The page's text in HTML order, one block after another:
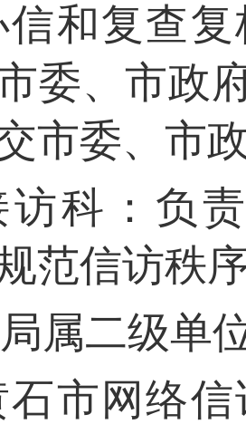
信和复查
委、市政
市委、市
访科：负
范信访秩
属二级单
石市网络